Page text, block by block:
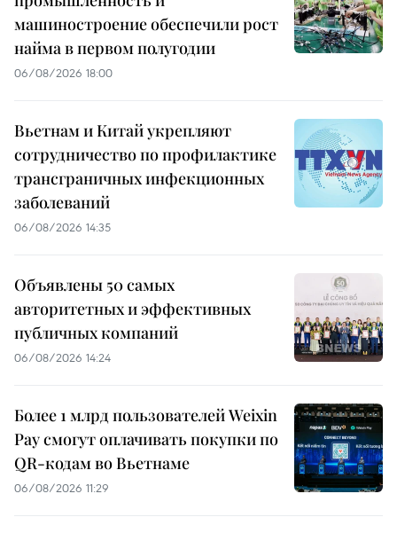
машиностроение обеспечили рост
найма в первом полугодии
06/08/2026 18:00
Вьетнам и Китай укрепляют
сотрудничество по профилактике
трансграничных инфекционных
заболеваний
06/08/2026 14:35
Объявлены 50 самых
авторитетных и эффективных
публичных компаний
06/08/2026 14:24
Более 1 млрд пользователей Weixin
Pay смогут оплачивать покупки по
QR-кодам во Вьетнаме
06/08/2026 11:29